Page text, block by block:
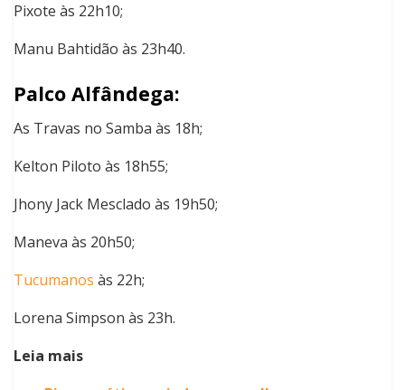
Pixote às 22h10;
Manu Bahtidão às 23h40.
Palco Alfândega:
As Travas no Samba às 18h;
Kelton Piloto às 18h55;
Jhony Jack Mesclado às 19h50;
Maneva às 20h50;
Tucumanos às 22h;
Lorena Simpson às 23h.
Leia mais